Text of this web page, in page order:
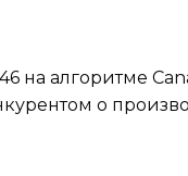
на алгоритме
о